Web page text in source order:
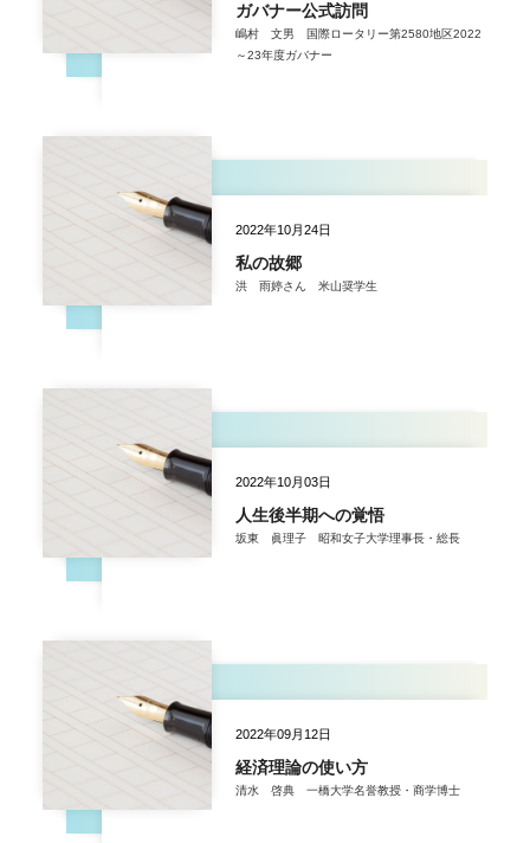
ガバナー公式訪問
嶋村 文男 国際ロータリー第2580地区2022
～23年度ガバナー
2022年10月24日
私の故郷
洪 雨婷さん 米山奨学生
2022年10月03日
人生後半期への覚悟
坂東 眞理子 昭和女子大学理事長・総長
2022年09月12日
経済理論の使い方
清水 啓典 一橋大学名誉教授・商学博士